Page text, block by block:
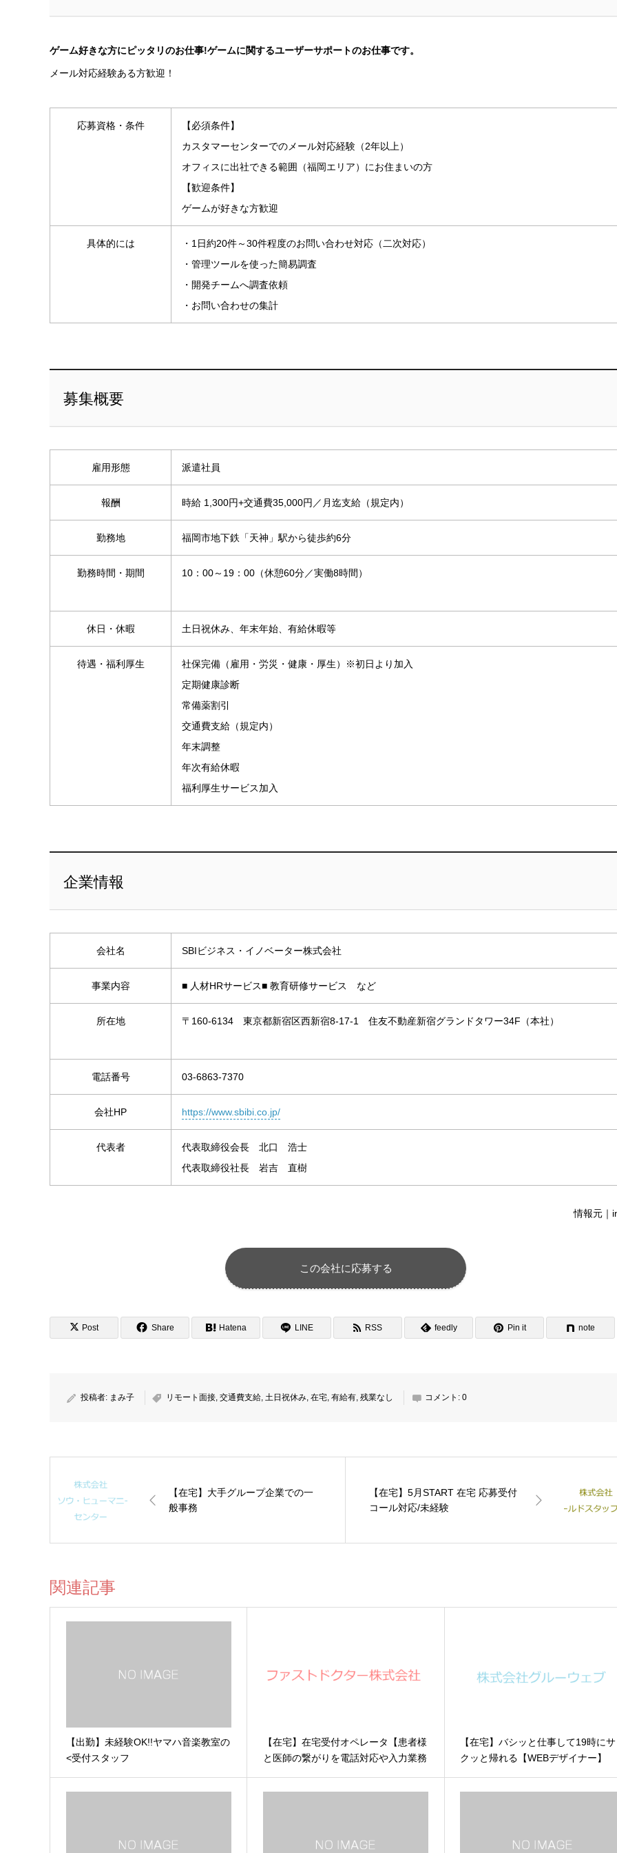
ゲーム好きな方にピッタリのお仕事!ゲームに関するユーザーサポートのお仕事です。
メール対応経験ある方歓迎！
応募資格・条件
【必須条件】
カスタマーセンターでのメール対応経験（2年以上）
オフィスに出社できる範囲（福岡エリア）にお住まいの方
【歓迎条件】
ゲームが好きな方歓迎
具体的には
・1日約20件～30件程度のお問い合わせ対応（二次対応）
・管理ツールを使った簡易調査
・開発チームへ調査依頼
・お問い合わせの集計
募集概要
雇用形態 派遣社員
報酬 時給 1,300円+交通費35,000円／月迄支給（規定内）
勤務地 福岡市地下鉄「天神」駅から徒歩約6分
勤務時間・期間 10：00～19：00（休憩60分／実働8時間）
休日・休暇 土日祝休み、年末年始、有給休暇等
待遇・福利厚生
社保完備（雇用・労災・健康・厚生）※初日より加入
定期健康診断
常備薬割引
交通費支給（規定内）
年末調整
年次有給休暇
福利厚生サービス加入
企業情報
会社名 SBIビジネス・イノベーター株式会社
事業内容 ■ 人材HRサービス■ 教育研修サービス など
所在地 〒160-6134 東京都新宿区西新宿8-17-1 住友不動産新宿グランドタワー34F（本社）
電話番号 03-6863-7370
会社HP https://www.sbibi.co.jp/
代表者
代表取締役会長 北口 浩士
代表取締役社長 岩吉 直樹
情報元｜
この会社に応募する
Post Share Hatena LINE RSS feedly Pin it note
投稿者: まみ子 リモート面接, 交通費支給, 土日祝休み, 在宅, 有給有, 残業なし コメント: 0
【在宅】大手グループ企業での一
般事務
【在宅】5月START 在宅 応募受付
コール対応/未経験
関連記事
【出勤】未経験OK!!ヤマハ音楽教室の
<受付スタッフ
【在宅】在宅受付オペレータ【患者様
と医師の繋がりを電話対応や入力業務
【在宅】バシッと仕事して19時にサ
クッと帰れる【WEBデザイナー】